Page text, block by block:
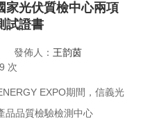
家光伏質檢中心兩項
試證書
發佈人： 王韵茵
次
EXPO期間，信義光
品品質檢驗檢測中心